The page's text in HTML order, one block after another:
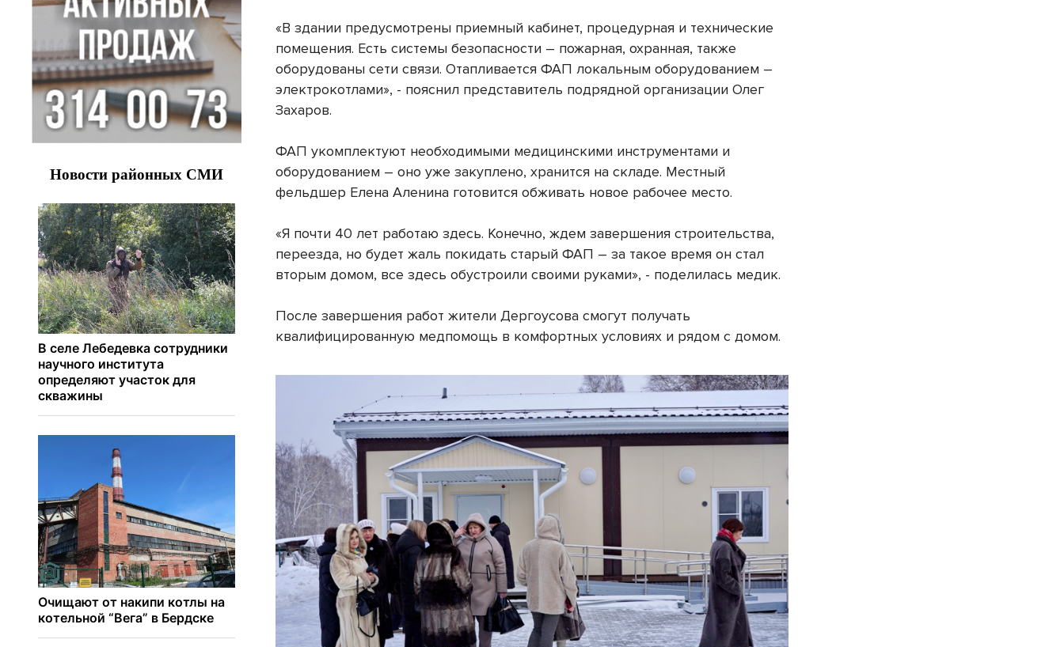
«В здании предусмотрены приемный кабинет, процедурная и технические
помещения. Есть системы безопасности – пожарная, охранная, также
оборудованы сети связи. Отапливается ФАП локальным оборудованием –
электрокотлами», - пояснил представитель подрядной организации Олег
Захаров.
ФАП укомплектуют необходимыми медицинскими инструментами и
оборудованием – оно уже закуплено, хранится на складе. Местный
фельдшер Елена Аленина готовится обживать новое рабочее место.
«Я почти 40 лет работаю здесь. Конечно, ждем завершения строительства,
переезда, но будет жаль покидать старый ФАП – за такое время он стал
вторым домом, все здесь обустроили своими руками», - поделилась медик.
После завершения работ жители Дергоусова смогут получать
квалифицированную медпомощь в комфортных условиях и рядом с домом.